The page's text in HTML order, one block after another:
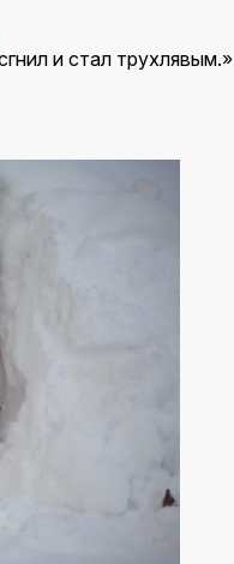
и стал трухлявым.»